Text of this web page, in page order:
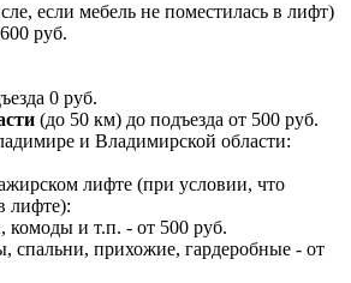
если мебель не поместилась в лифт)
руб.
0 руб.
(до 50 км) до подъезда от 500 руб.
и Владимирской области:
лифте (при условии, что
лифте):
и т.п. - от 500 руб.
спальни, прихожие, гардеробные - от